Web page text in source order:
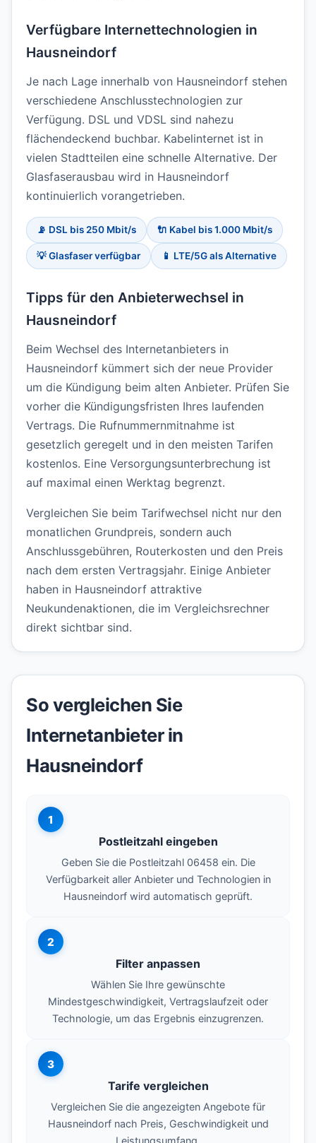
Verfügbare Internettechnologien in
Hausneindorf
Je nach Lage innerhalb von Hausneindorf stehen
verschiedene Anschlusstechnologien zur
Verfügung. DSL und VDSL sind nahezu
flächendeckend buchbar. Kabelinternet ist in
vielen Stadtteilen eine schnelle Alternative. Der
Glasfaserausbau wird in Hausneindorf
kontinuierlich vorangetrieben.
📡 DSL bis 250 Mbit/s 🔌 Kabel bis 1.000 Mbit/s
💡 Glasfaser verfügbar 📱 LTE/5G als Alternative
Tipps für den Anbieterwechsel in
Hausneindorf
Beim Wechsel des Internetanbieters in
Hausneindorf kümmert sich der neue Provider
um die Kündigung beim alten Anbieter. Prüfen Sie
vorher die Kündigungsfristen Ihres laufenden
Vertrags. Die Rufnummernmitnahme ist
gesetzlich geregelt und in den meisten Tarifen
kostenlos. Eine Versorgungsunterbrechung ist
auf maximal einen Werktag begrenzt.
Vergleichen Sie beim Tarifwechsel nicht nur den
monatlichen Grundpreis, sondern auch
Anschlussgebühren, Routerkosten und den Preis
nach dem ersten Vertragsjahr. Einige Anbieter
haben in Hausneindorf attraktive
Neukundenaktionen, die im Vergleichsrechner
direkt sichtbar sind.
So vergleichen Sie
Internetanbieter in
Hausneindorf
1
Postleitzahl eingeben
Geben Sie die Postleitzahl 06458 ein. Die
Verfügbarkeit aller Anbieter und Technologien in
Hausneindorf wird automatisch geprüft.
2
Filter anpassen
Wählen Sie Ihre gewünschte
Mindestgeschwindigkeit, Vertragslaufzeit oder
Technologie, um das Ergebnis einzugrenzen.
3
Tarife vergleichen
Vergleichen Sie die angezeigten Angebote für
Hausneindorf nach Preis, Geschwindigkeit und